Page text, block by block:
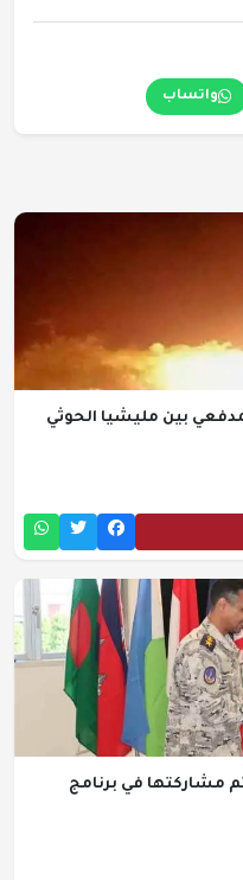
واتساب
بين مليشيا الحوثي
مشاركتها في برنامج